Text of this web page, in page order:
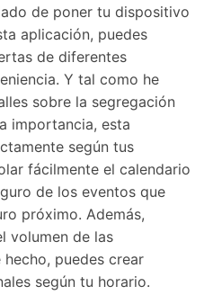
de poner tu dispositivo
aplicación, puedes
de diferentes
Y tal como he
sobre la segregación
importancia, esta
según tus
fácilmente el calendario
de los eventos que
próximo. Además,
volumen de las
puedes crear
según tu horario.